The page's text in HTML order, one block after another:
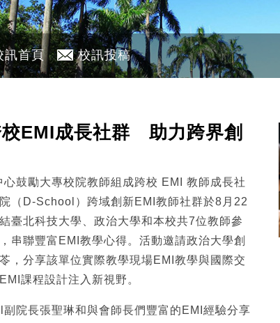
訊首頁 校訊投稿
EMI成長社群 助力跨界創
鼓勵大專校院教師組成跨校 EMI 教師成長社
（D-School）跨域創新EMI教師社群於8月22
臺北科技大學、政治大學和本校共7位教師參
串聯豐富EMI教學心得。活動邀請政治大學創
，分享該單位實際教學現場EMI教學與國際交
課程設計注入新視野。
院長張聖琳和與會師長們豐富的EMI經驗分享